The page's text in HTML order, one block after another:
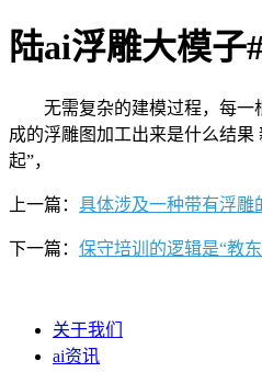
陆ai浮雕大模
无需复杂的建模过程，每一根
成的浮雕图加工出来是什么结
起”，
上一篇： 具体涉及一种带有浮雕
下一篇： 保守培训的逻辑是“教
关于我们
ai资讯